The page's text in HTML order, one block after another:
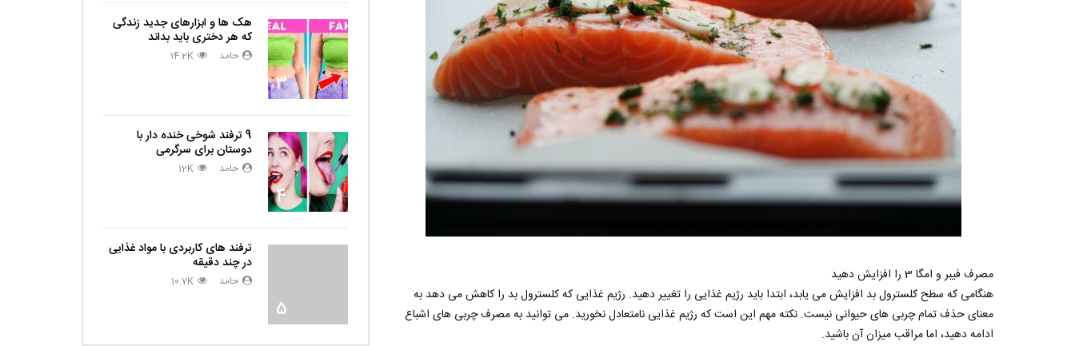
مصرف فیبر و امگا 3 را افزایش دهید
هنگامی که سطح کلسترول بد افزایش می یابد، ابتدا باید رژیم غذایی را تغییر دهید. رژیم غذایی که کلسترول بد را کاهش می دهد به
معنای حذف تمام چربی های حیوانی نیست. نکته مهم این است که رژیم غذایی نامتعادل نخورید. می توانید به مصرف چربی های اشباع
ادامه دهید، اما مراقب میزان آن باشید.
3
هک ها و ابزارهای جدید زندگی
که هر دختری باید بداند
حامد 14.2K
4
9 ترفند شوخی خنده دار با
دوستان برای سرگرمی
حامد 12K
5
ترفند های کاربردی با مواد غذایی
در چند دقیقه
حامد 10.7K